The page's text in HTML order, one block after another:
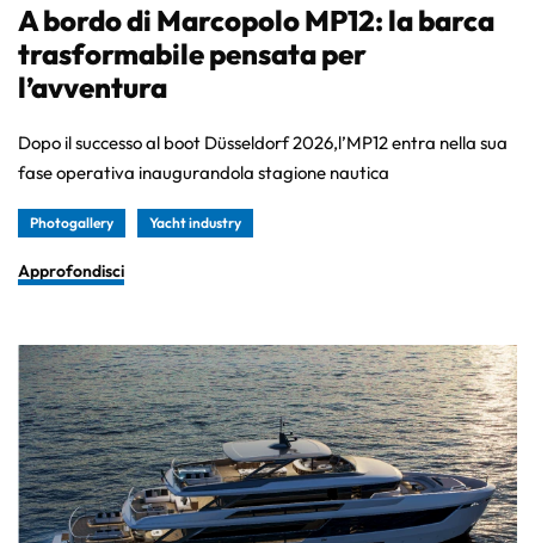
A bordo di Marcopolo MP12: la barca
trasformabile pensata per
l’avventura
Dopo il successo al boot Düsseldorf 2026,l’MP12 entra nella sua
fase operativa inaugurandola stagione nautica
Photogallery Yacht industry
Approfondisci